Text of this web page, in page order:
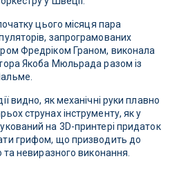
цього місяця пара
запрограмованих
Фредріком Граном, виконала
Якоба Мюльрада разом із
видно, як механічні руки плавно
струнах інструменту, як у
на 3D-принтері придаток
грифом, що призводить до
та невиразного виконання.